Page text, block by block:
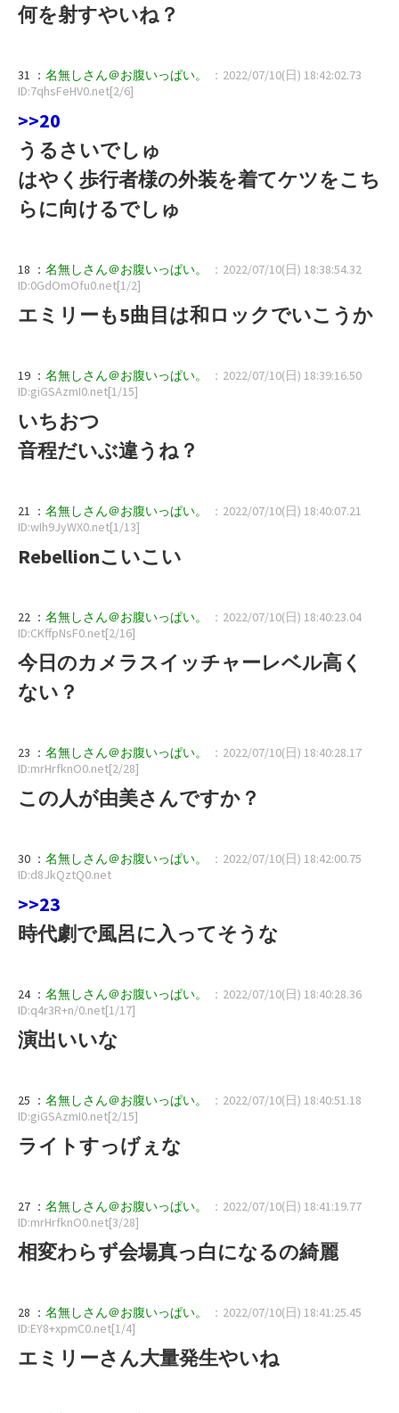
何を射すやいね？
31 ： 名無しさん＠お腹いっぱい。
：2022/07/10(日) 18:42:02.73
ID:7qhsFeHV0.net[2/6]
>>20
うるさいでしゅ
はやく歩行者様の外装を着てケツをこち
らに向けるでしゅ
18 ： 名無しさん＠お腹いっぱい。
：2022/07/10(日) 18:38:54.32
ID:0GdOmOfu0.net[1/2]
エミリーも5曲目は和ロックでいこうか
19 ： 名無しさん＠お腹いっぱい。
：2022/07/10(日) 18:39:16.50
ID:giGSAzmI0.net[1/15]
いちおつ
音程だいぶ違うね？
21 ： 名無しさん＠お腹いっぱい。
：2022/07/10(日) 18:40:07.21
ID:wIh9JyWX0.net[1/13]
Rebellionこいこい
22 ： 名無しさん＠お腹いっぱい。
：2022/07/10(日) 18:40:23.04
ID:CKffpNsF0.net[2/16]
今日のカメラスイッチャーレベル高く
ない？
23 ： 名無しさん＠お腹いっぱい。
：2022/07/10(日) 18:40:28.17
ID:mrHrfknO0.net[2/28]
この人が由美さんですか？
30 ： 名無しさん＠お腹いっぱい。
：2022/07/10(日) 18:42:00.75
ID:d8JkQztQ0.net
>>23
時代劇で風呂に入ってそうな
24 ： 名無しさん＠お腹いっぱい。
：2022/07/10(日) 18:40:28.36
ID:q4r3R+n/0.net[1/17]
演出いいな
25 ： 名無しさん＠お腹いっぱい。
：2022/07/10(日) 18:40:51.18
ID:giGSAzmI0.net[2/15]
ライトすっげぇな
27 ： 名無しさん＠お腹いっぱい。
：2022/07/10(日) 18:41:19.77
ID:mrHrfknO0.net[3/28]
相変わらず会場真っ白になるの綺麗
28 ： 名無しさん＠お腹いっぱい。
：2022/07/10(日) 18:41:25.45
ID:EY8+xpmC0.net[1/4]
エミリーさん大量発生やいね